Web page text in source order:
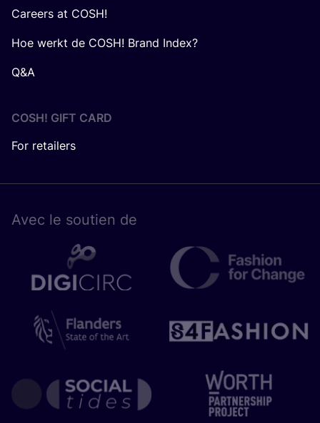
Careers at COSH!
Hoe werkt de COSH! Brand Index?
Q&A
COSH! GIFT CARD
For retailers
Avec le sou­tien de